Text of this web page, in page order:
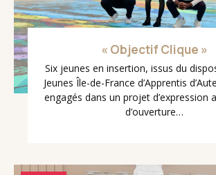
« Objectif Clique »
Six jeunes en insertion, issus du
Jeunes Île-de-France d’Apprentis
engagés dans un projet d’expression
d’ouverture…